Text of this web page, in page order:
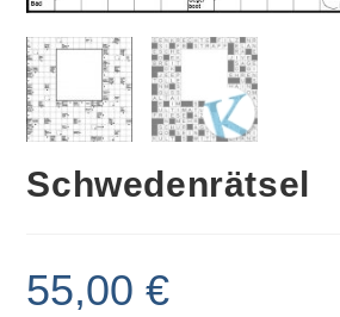
Schwedenrätsel
55,00€